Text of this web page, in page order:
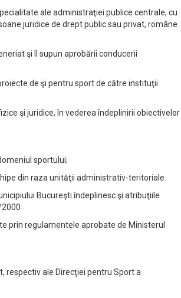
ale administraţiei publice centrale, cu
juridice de drept public sau privat, române
şi îl supun aprobării conducerii
de şi pentru sport de către instituţii
şi juridice, în vederea îndeplinirii obiectivelor
sportului;
din raza unităţii administrativ-teritoriale.
Bucureşti îndeplinesc şi atribuţiile
prin regulamentele aprobate de Ministerul
ale Direcţiei pentru Sport a